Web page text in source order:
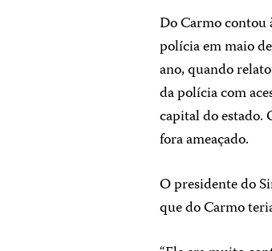
Do Carmo contou
polícia em maio
ano, quando
da polícia com
capital do estado.
fora ameaçado.
O presidente do
que do Carmo